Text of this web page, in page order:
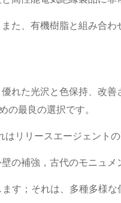
た、有機樹脂と組み合
れた光沢と色保持、改
の最良の選択です。
リリースエージェント
の補強，古代のモニュメ
す；それは、多種多様な